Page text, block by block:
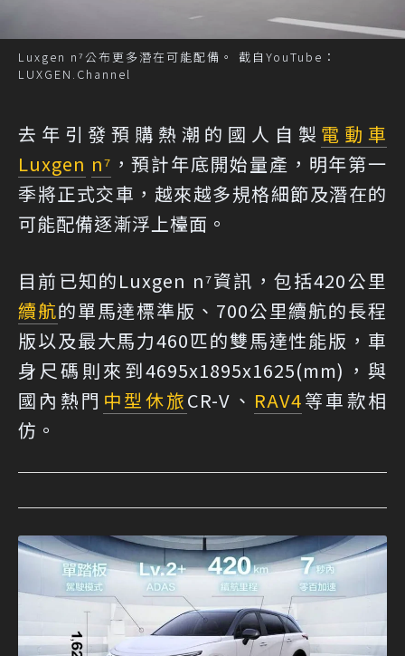
Luxgen n⁷公布更多潛在可能配備。 截自YouTube：
LUXGEN.Channel
去年引發預購熱潮的國人自製 電動車
Luxgen n⁷ ，預計年底開始量產，明年第一
季將正式交車，越來越多規格細節及潛在的
可能配備逐漸浮上檯面。
目前已知的Luxgen n⁷資訊，包括420公里
續航的單馬達標準版、700公里續航的長程
版以及最大馬力460匹的雙馬達性能版，車
身尺碼則來到4695x1895x1625(mm)，與
國內熱門 中型休旅CR-V、 RAV4等車款相
仿。